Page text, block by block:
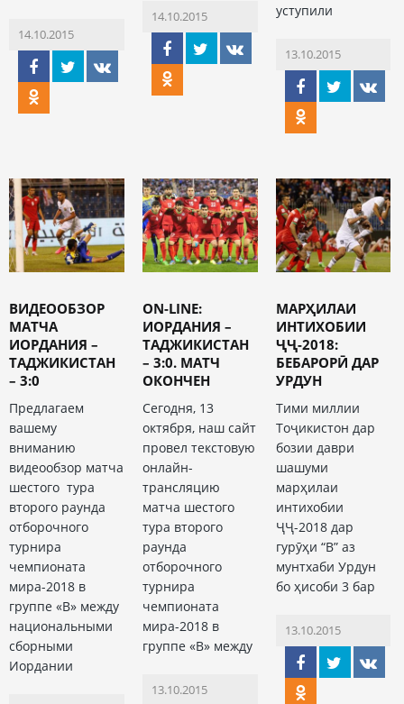
14.10.2015
14.10.2015
уступили
13.10.2015
ВИДЕООБЗОР
МАТЧА
ИОРДАНИЯ –
ТАДЖИКИСТАН
– 3:0
Предлагаем
вашему
вниманию
видеообзор матча
шестого тура
второго раунда
отборочного
турнира
чемпионата
мира-2018 в
группе «В» между
национальными
сборными
Иордании
ON-LINE:
ИОРДАНИЯ –
ТАДЖИКИСТАН
– 3:0. МАТЧ
ОКОНЧЕН
Сегодня, 13
октября, наш сайт
провел текстовую
онлайн-
трансляцию
матча шестого
тура второго
раунда
отборочного
турнира
чемпионата
мира-2018 в
группе «В» между
13.10.2015
МАРҲИЛАИ
ИНТИХОБИИ
ҶҶ-2018:
БЕБАРОРӢ ДАР
УРДУН
Тими миллии
Тоҷикистон дар
бозии даври
шашуми
марҳилаи
интихобии
ҶҶ-2018 дар
гурӯҳи “В” аз
мунтхаби Урдун
бо ҳисоби 3 бар
13.10.2015